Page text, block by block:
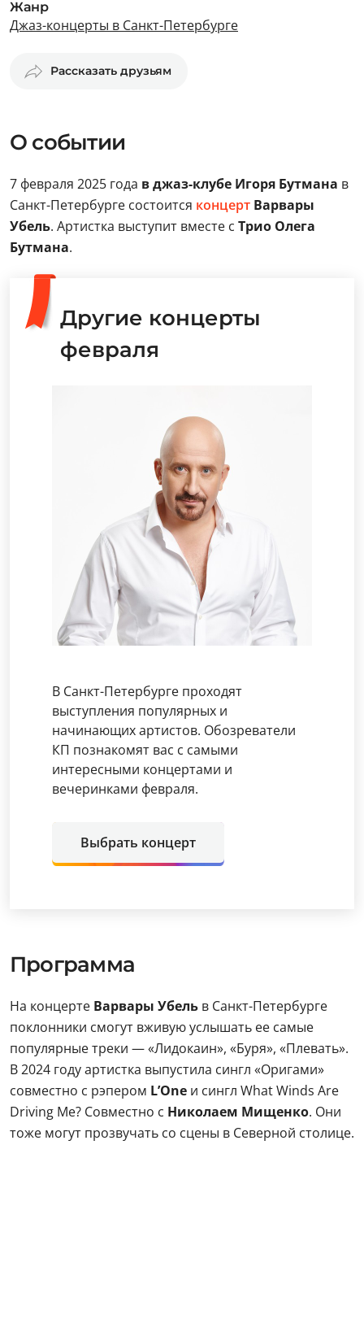
Жанр
Джаз-концерты в Санкт-Петербурге
Рассказать друзьям
О событии
7 февраля 2025 года в джаз-клубе Игоря Бутмана в
Санкт-Петербурге состоится концерт Варвары
Убель. Артистка выступит вместе с Трио Олега
Бутмана.
Другие концерты
февраля
В Санкт-Петербурге проходят
выступления популярных и
начинающих артистов. Обозреватели
КП познакомят вас с самыми
интересными концертами и
вечеринками февраля.
Выбрать концерт
Программа
На концерте Варвары Убель в Санкт-Петербурге
поклонники смогут вживую услышать ее самые
популярные треки — «Лидокаин», «Буря», «Плевать».
В 2024 году артистка выпустила сингл «Оригами»
совместно с рэпером L’One и сингл What Winds Are
Driving Me? Совместно с Николаем Мищенко. Они
тоже могут прозвучать со сцены в Северной столице.